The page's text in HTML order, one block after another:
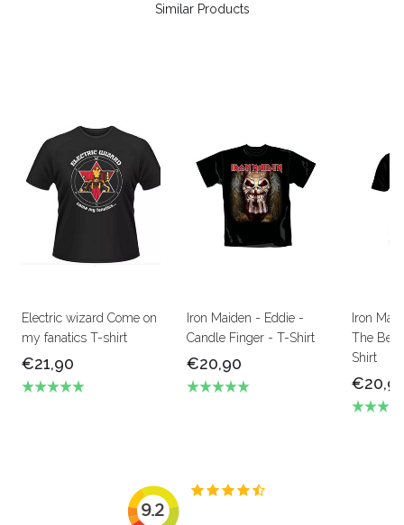
Similar Products
Electric wizard Come on
my fanatics T-shirt
€21,90
Iron Maiden - Eddie -
Candle Finger - T-Shirt
€20,90
Iron
The
Shirt